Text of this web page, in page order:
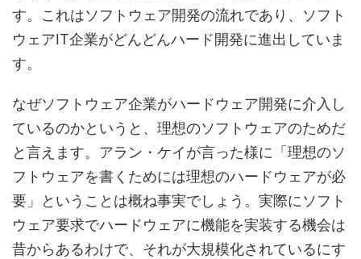
す。これはソフトウェア開発の流れであり、ソフト
ウェアIT企業がどんどんハード開発に進出していま
す。
なぜソフトウェア企業がハードウェア開発に介入し
ているのかというと、理想のソフトウェアのためだ
と言えます。アラン・ケイが言った様に「理想のソ
フトウェアを書くためには理想のハードウェアが必
要」ということは概ね事実でしょう。実際にソフト
ウェア要求でハードウェアに機能を実装する機会は
昔からあるわけで、それが大規模化されているにす